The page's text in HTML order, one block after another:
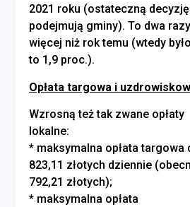
2021 roku (ostateczną decyzję
podejmują gminy). To dwa razy
więcej niż rok temu (wtedy było
to 1,9 proc.).
Opłata targowa i
Wzrosną też tak zwane opłaty
lokalne:
* maksymalna opłata targowa
823,11 złotych dziennie
792,21 złotych);
* maksymalna opłata